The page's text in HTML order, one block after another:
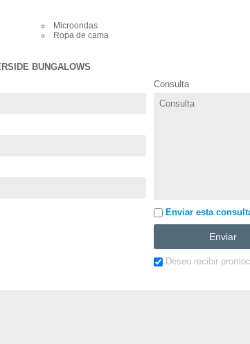
Microondas
Ropa de cama
BUNGALOWS
Consulta
Enviar esta
Deseo recibir